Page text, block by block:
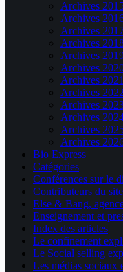
Archives
Archives
Archives
Archives
Archives
Archives
Archives 2021
Archives 2022
Archives
Archives
Archives
Archives
Bio Express
Catégories
Conférences sur le
Contributeurs du
Else & Bang,
Enseignement et
Index des articles
Le confinement
Le Social selling
Les médias sociaux